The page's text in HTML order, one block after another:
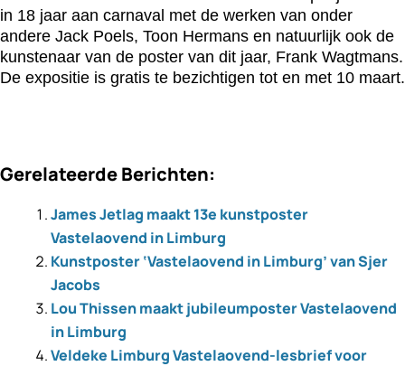
in 18 jaar aan carnaval met de werken van onder
andere Jack Poels, Toon Hermans en natuurlijk ook de
kunstenaar van de poster van dit jaar, Frank Wagtmans.
De expositie is gratis te bezichtigen tot en met 10 maart.
Gerelateerde Berichten:
James Jetlag maakt 13e kunstposter
Vastelaovend in Limburg
Kunstposter ‘Vastelaovend in Limburg’ van Sjer
Jacobs
Lou Thissen maakt jubileumposter Vastelaovend
in Limburg
Veldeke Limburg Vastelaovend-lesbrief voor